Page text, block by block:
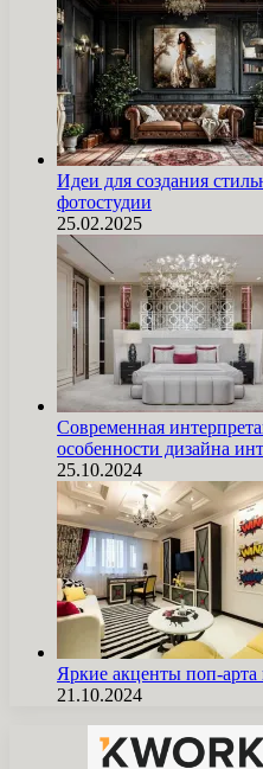
Идеи для создания
фотостудии
25.02.2025
Современная
особенности дизайна
25.10.2024
Яркие акценты поп-
21.10.2024